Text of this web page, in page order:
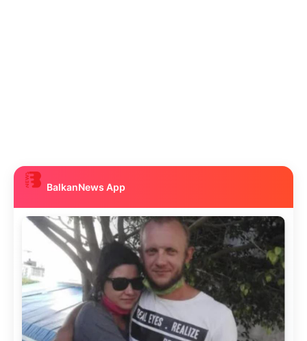
BalkanNews App